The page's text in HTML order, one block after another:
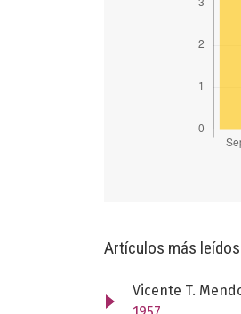
Artículos más
Vicente T.